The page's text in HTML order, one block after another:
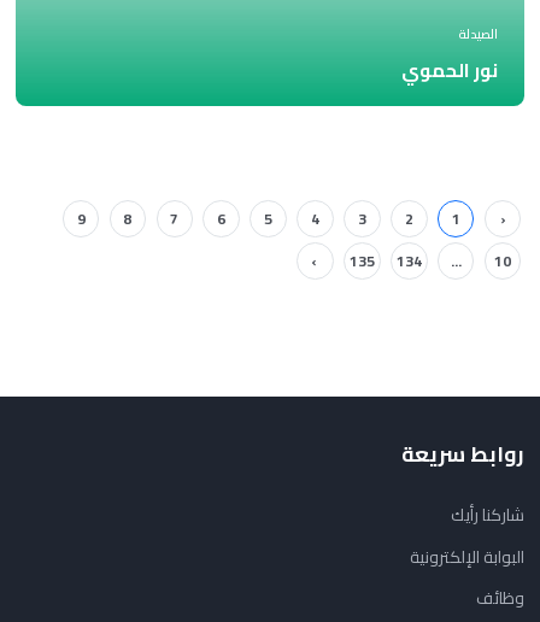
الصيدلة
نور الحموي
‹
1
2
3
4
5
6
7
8
9
10
...
134
135
›
روابط سريعة
شاركنا رأيك
البوابة الإلكترونية
وظائف